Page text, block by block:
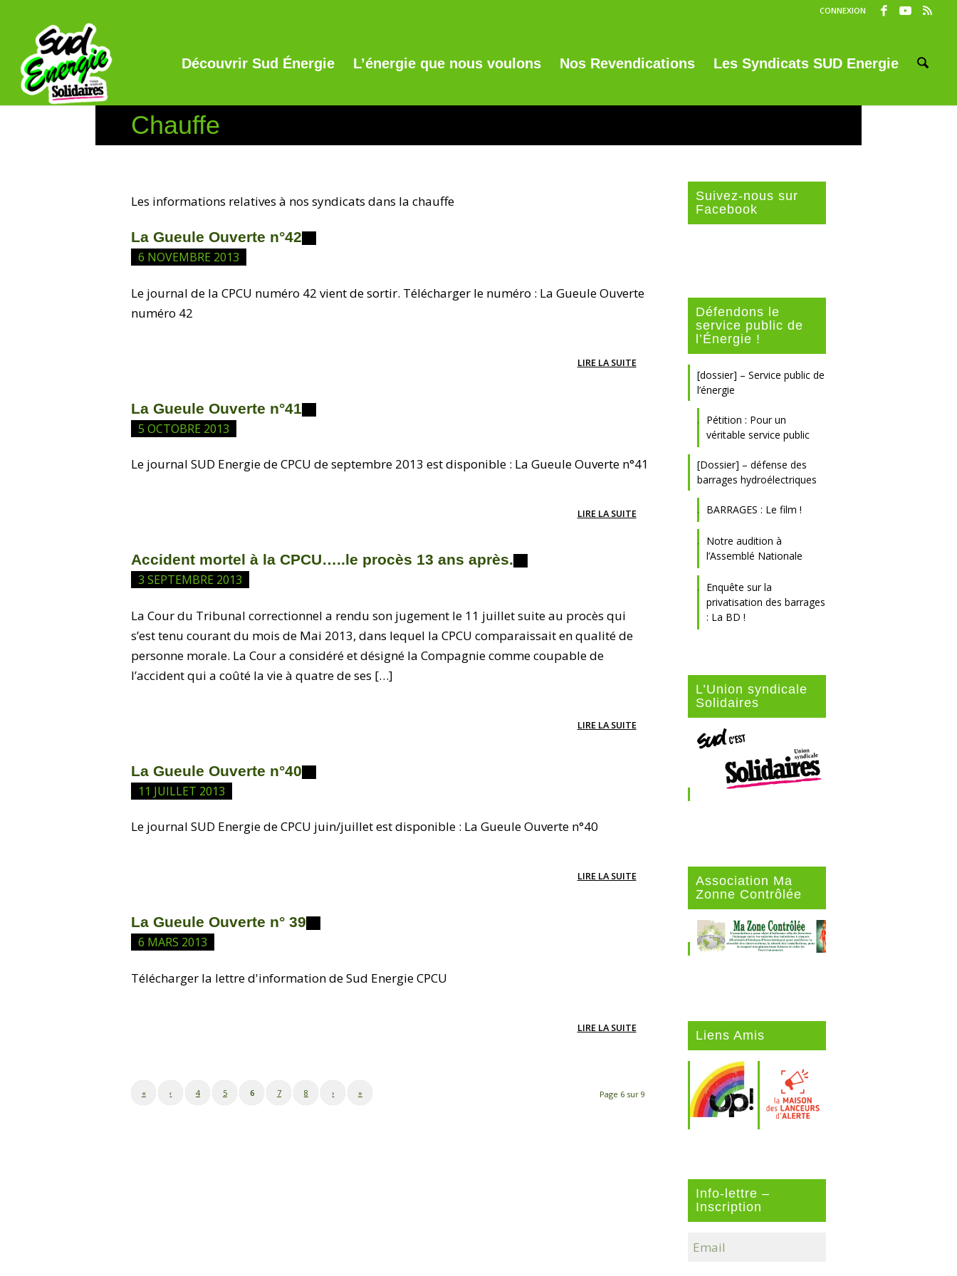
CONNEXION
Découvrir Sud Énergie L’énergie que nous voulons Nos Revendications Les Syndicats SUD Energie
Chauffe
Les informations relatives à nos syndicats dans la chauffe
La Gueule Ouverte n°42
6 NOVEMBRE 2013
Le journal de la CPCU numéro 42 vient de sortir. Télécharger le numéro : La Gueule Ouverte
numéro 42
LIRE LA SUITE
La Gueule Ouverte n°41
5 OCTOBRE 2013
Le journal SUD Energie de CPCU de septembre 2013 est disponible : La Gueule Ouverte n°41
LIRE LA SUITE
Accident mortel à la CPCU…..le procès 13 ans après.
3 SEPTEMBRE 2013
La Cour du Tribunal correctionnel a rendu son jugement le 11 juillet suite au procès qui
s’est tenu courant du mois de Mai 2013, dans lequel la CPCU comparaissait en qualité de
personne morale. La Cour a considéré et désigné la Compagnie comme coupable de
l’accident qui a coûté la vie à quatre de ses […]
LIRE LA SUITE
La Gueule Ouverte n°40
11 JUILLET 2013
Le journal SUD Energie de CPCU juin/juillet est disponible : La Gueule Ouverte n°40
LIRE LA SUITE
La Gueule Ouverte n° 39
6 MARS 2013
Télécharger la lettre d'information de Sud Energie CPCU
LIRE LA SUITE
Page 6 sur 9
« ‹ 4 5 6 7 8 › »
Suivez-nous sur
Facebook
Défendons le
service public de
l’Énergie !
[dossier] – Service public de
l’énergie
Pétition : Pour un
véritable service public
[Dossier] – défense des
barrages hydroélectriques
BARRAGES : Le film !
Notre audition à
l’Assemblé Nationale
Enquête sur la
privatisation des barrages
: La BD !
L’Union syndicale
Solidaires
Association Ma
Zonne Contrôlée
Liens Amis
Info-lettre –
Inscription